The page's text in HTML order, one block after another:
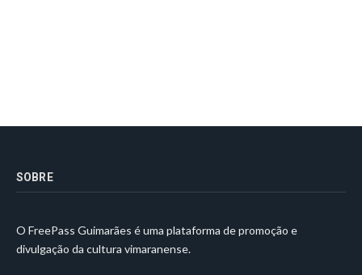
SOBRE
O FreePass Guimarães é uma plataforma de promoção e
divulgação da cultura vimaranense.